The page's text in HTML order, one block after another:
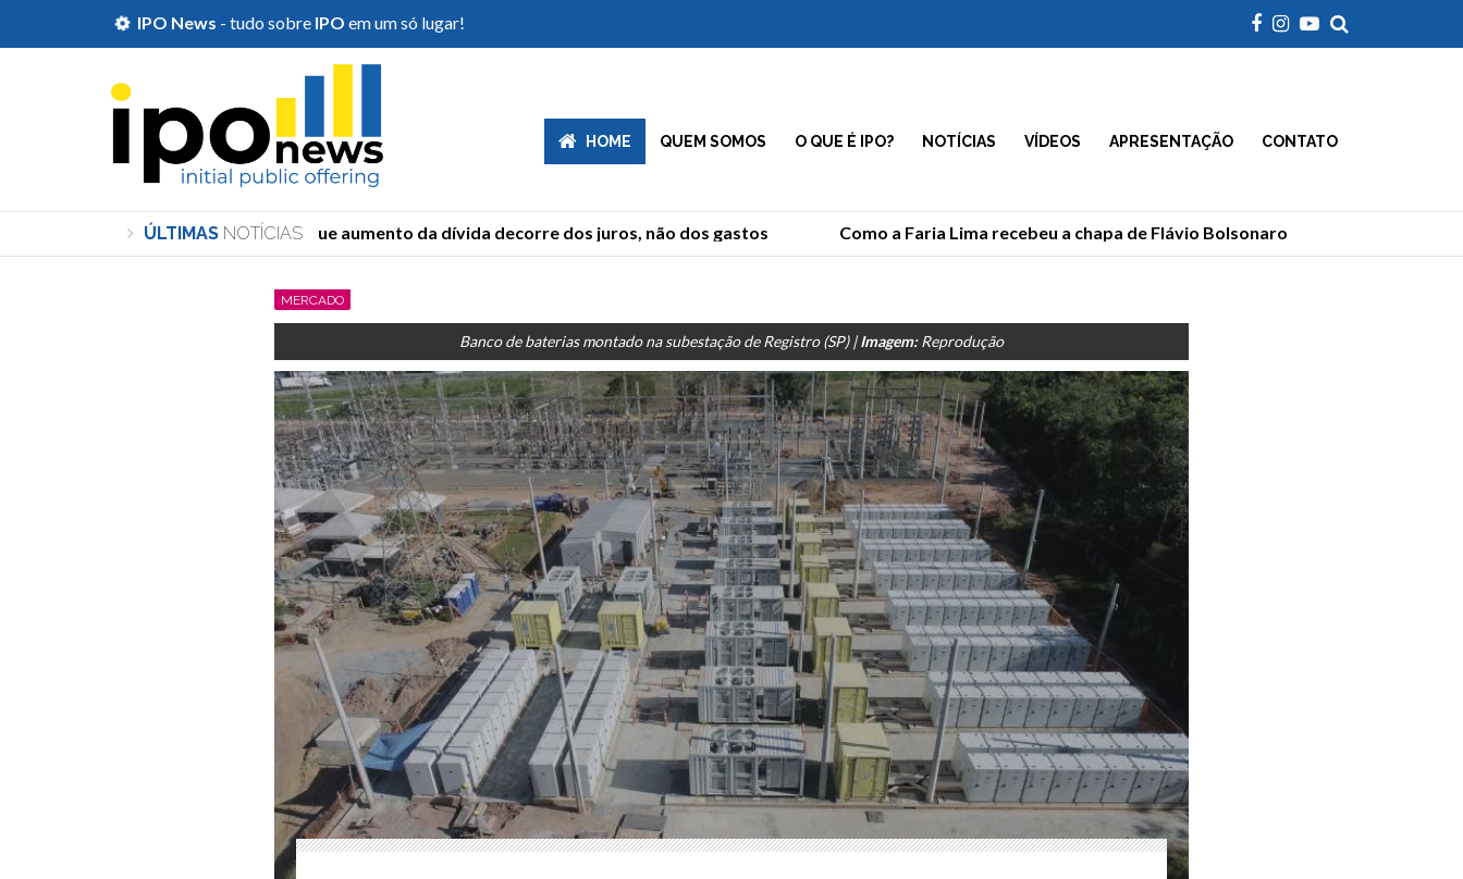
IPO News - tudo sobre IPO em um só lugar!
HOME QUEM SOMOS O QUE É IPO? NOTÍCIAS VÍDEOS APRESENTAÇÃO CONTATO
ÚLTIMAS NOTÍCIAS
Durigan diz que aumento da dívida decorre dos juros, não dos gastos Como a Faria Lima recebeu a chapa de Flávio Bolsonaro
MERCADO
Banco de baterias montado na subestação de Registro (SP) |Imagem:Reprodução